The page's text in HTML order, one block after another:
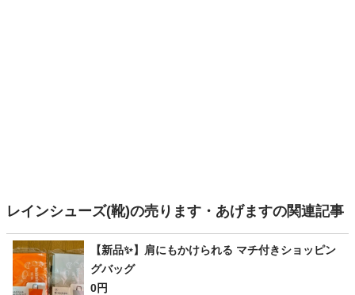
レインシューズ(靴)の売ります・あげますの関連記事
【新品✨】肩にもかけられる マチ付きショッピン
グバッグ
0円